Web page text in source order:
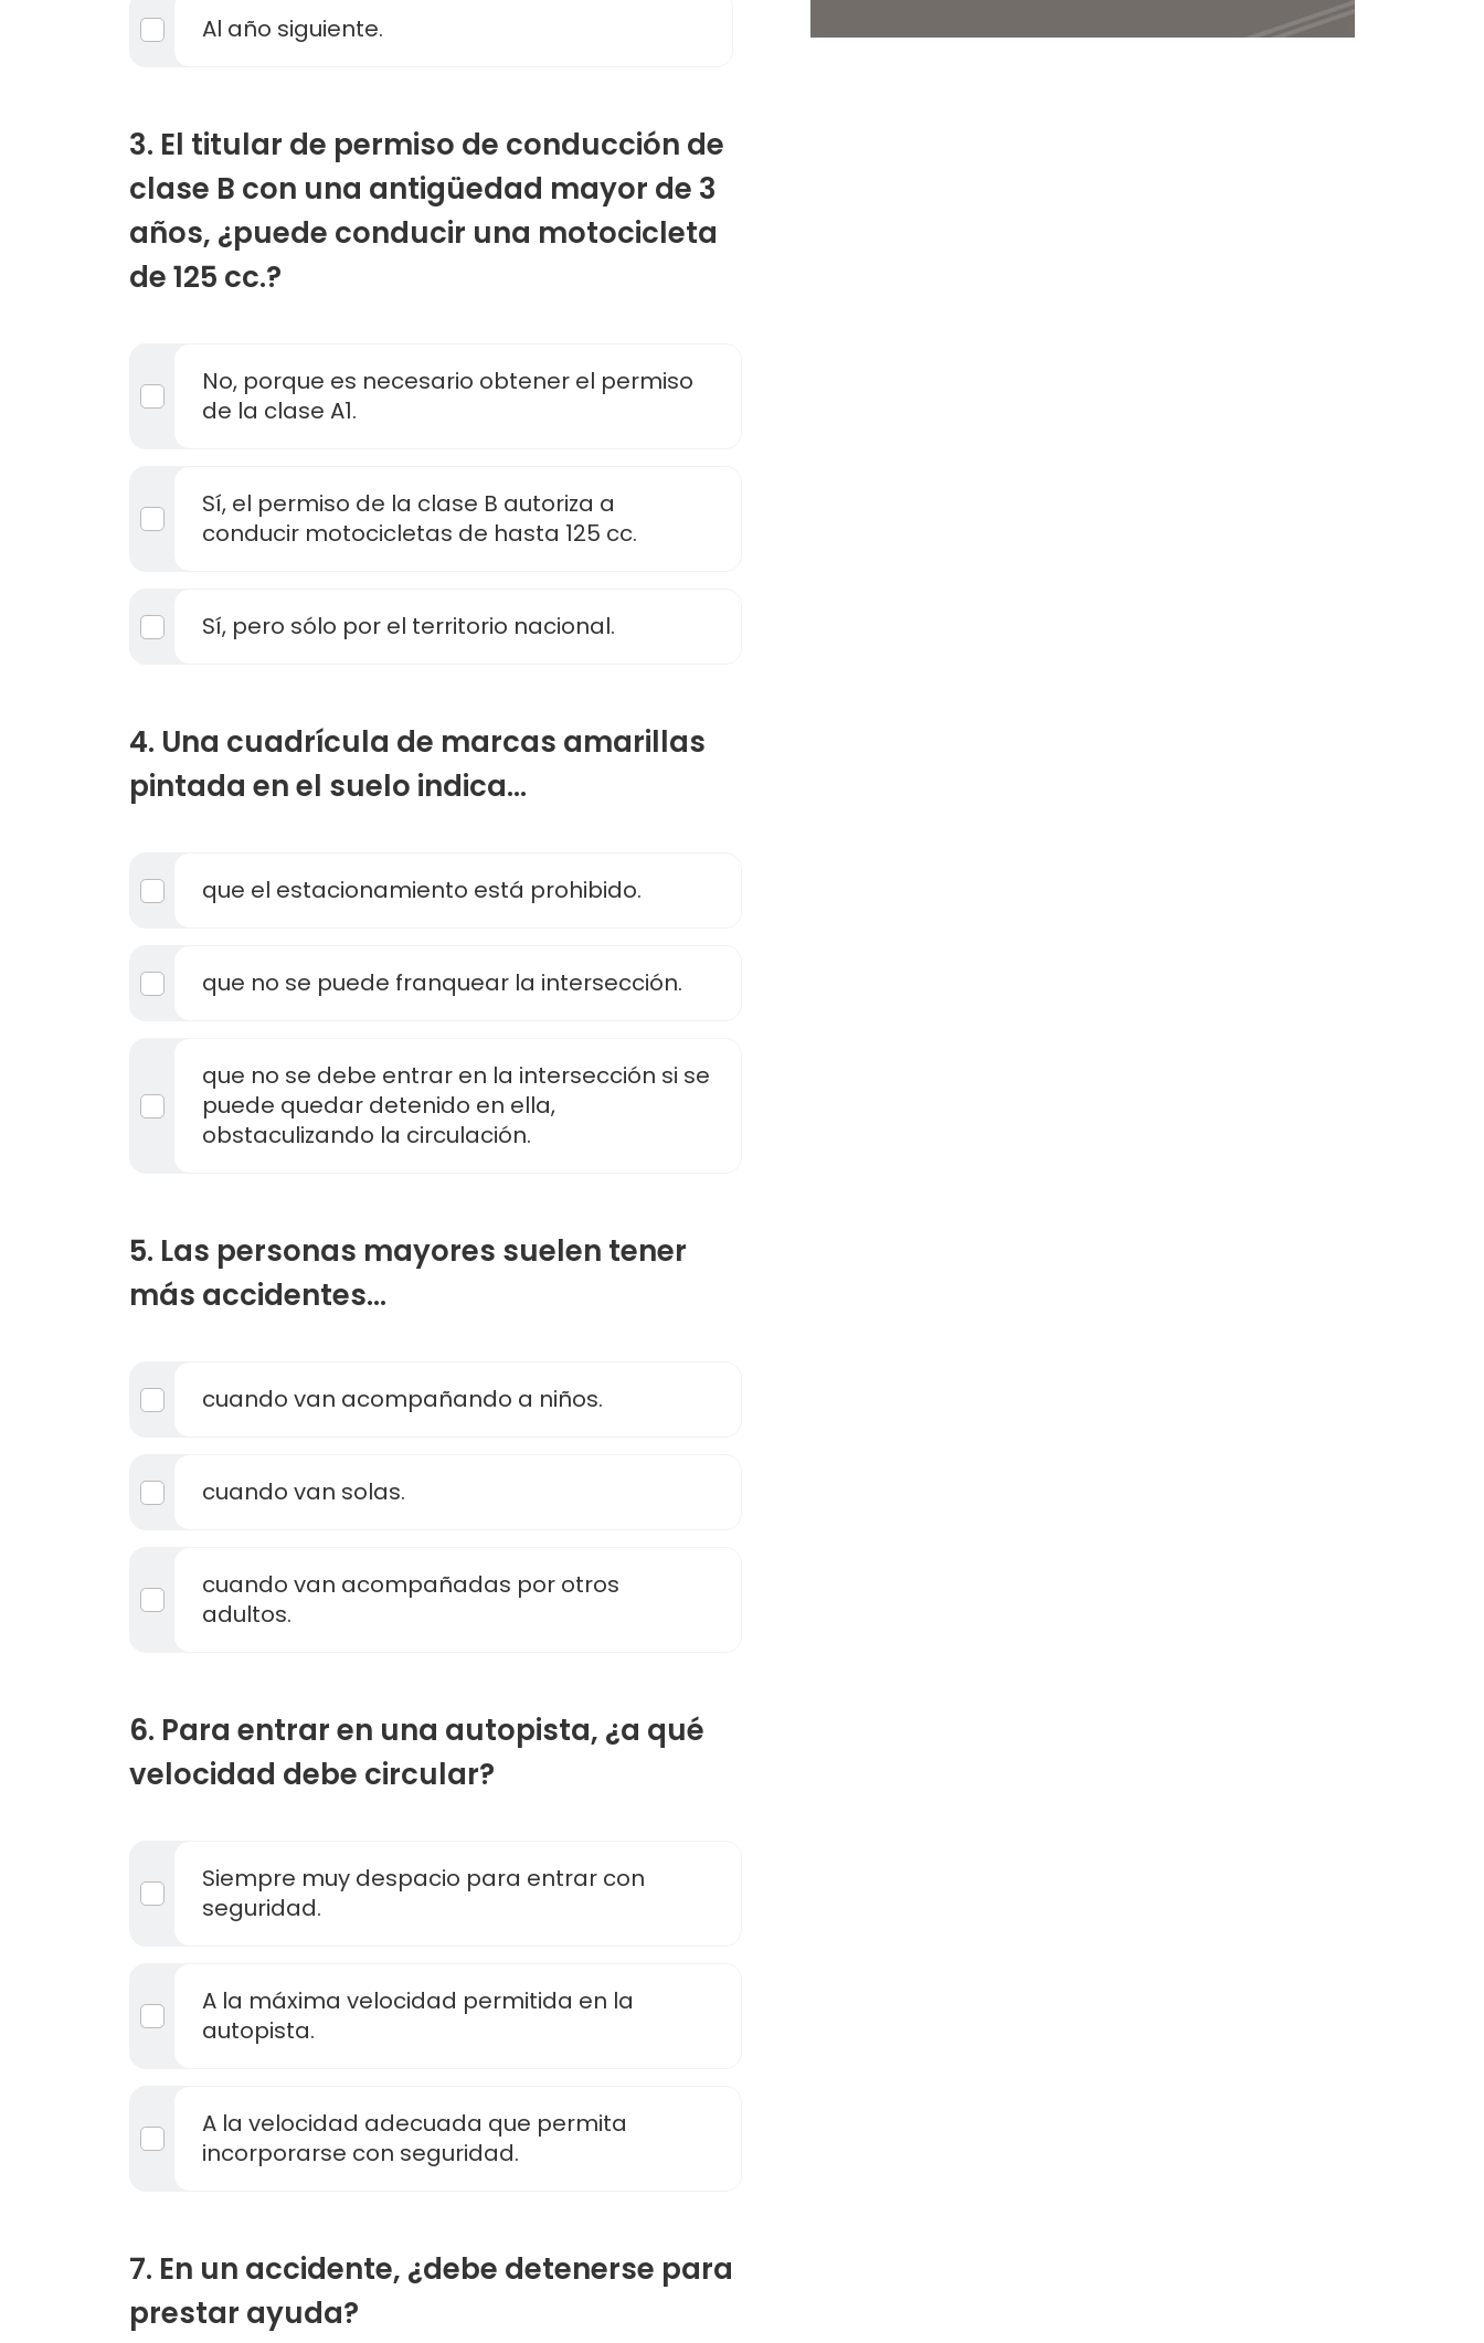
Al año siguiente.
3. El titular de permiso de conducción de
clase B con una antigüedad mayor de 3
años, ¿puede conducir una motocicleta
de 125 cc.?
No, porque es necesario obtener el permiso
de la clase A1.
Sí, el permiso de la clase B autoriza a
conducir motocicletas de hasta 125 cc.
Sí, pero sólo por el territorio nacional.
4. Una cuadrícula de marcas amarillas
pintada en el suelo indica...
que el estacionamiento está prohibido.
que no se puede franquear la intersección.
que no se debe entrar en la intersección si se
puede quedar detenido en ella,
obstaculizando la circulación.
5. Las personas mayores suelen tener
más accidentes...
cuando van acompañando a niños.
cuando van solas.
cuando van acompañadas por otros
adultos.
6. Para entrar en una autopista, ¿a qué
velocidad debe circular?
Siempre muy despacio para entrar con
seguridad.
A la máxima velocidad permitida en la
autopista.
A la velocidad adecuada que permita
incorporarse con seguridad.
7. En un accidente, ¿debe detenerse para
prestar ayuda?